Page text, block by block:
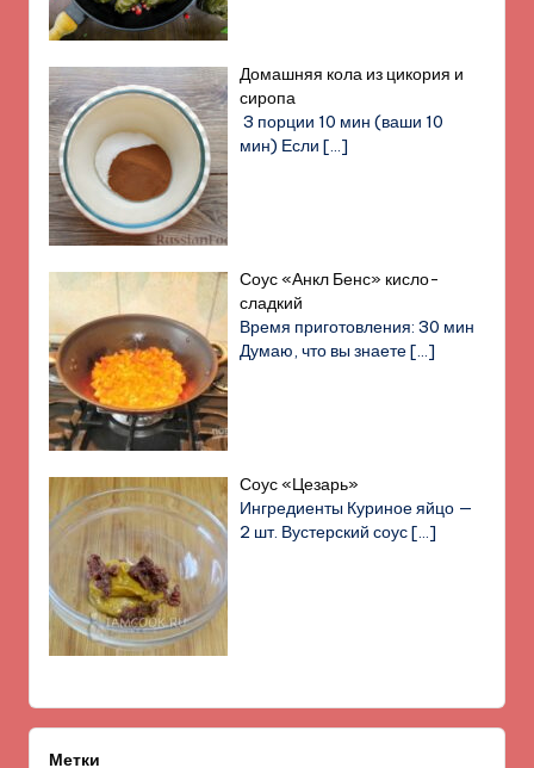
Домашняя кола из цикория и
сиропа
3 порции 10 мин (ваши 10
мин) Если[…]
Соус «Анкл Бенс» кисло-
сладкий
Время приготовления: 30 мин
Думаю, что вы знаете[…]
Соус «Цезарь»
Ингредиенты Куриное яйцо —
2 шт. Вустерский соус[…]
Метки